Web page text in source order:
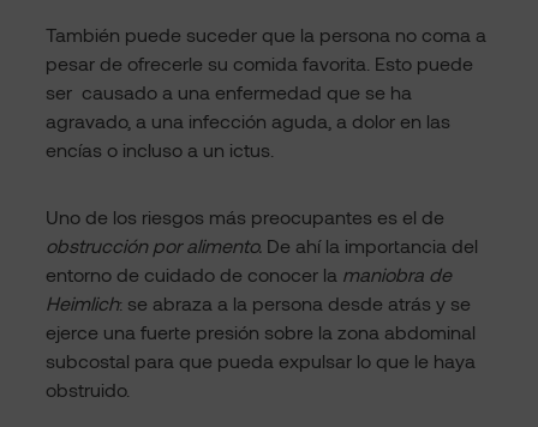
También puede suceder que la persona no coma a
pesar de ofrecerle su comida favorita. Esto puede
ser causado a una enfermedad que se ha
agravado, a una infección aguda, a dolor en las
encías o incluso a un ictus.
Uno de los riesgos más preocupantes es el de
obstrucción por alimento. De ahí la importancia del
entorno de cuidado de conocer la maniobra de
Heimlich: se abraza a la persona desde atrás y se
ejerce una fuerte presión sobre la zona abdominal
subcostal para que pueda expulsar lo que le haya
obstruido.